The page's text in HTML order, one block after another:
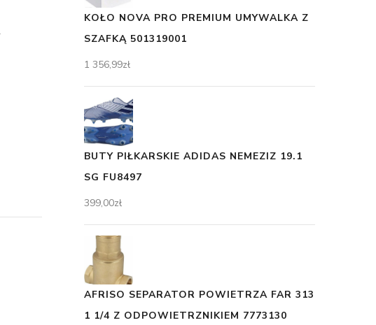
KOŁO NOVA PRO PREMIUM UMYWALKA Z
SZAFKĄ 501319001
1 356,99zł
BUTY PIŁKARSKIE ADIDAS NEMEZIZ 19.1
SG FU8497
399,00zł
AFRISO SEPARATOR POWIETRZA FAR 313
1 1/4 Z ODPOWIETRZNIKIEM 7773130